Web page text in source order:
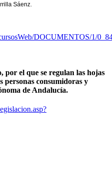
Sáenz.
DOCUMENTOS/1/
por el que se regulan las hojas
personas consumidoras y
de Andalucía.